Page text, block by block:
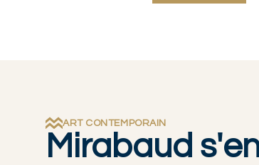
ART CONTEMPORAIN
Mirabaud